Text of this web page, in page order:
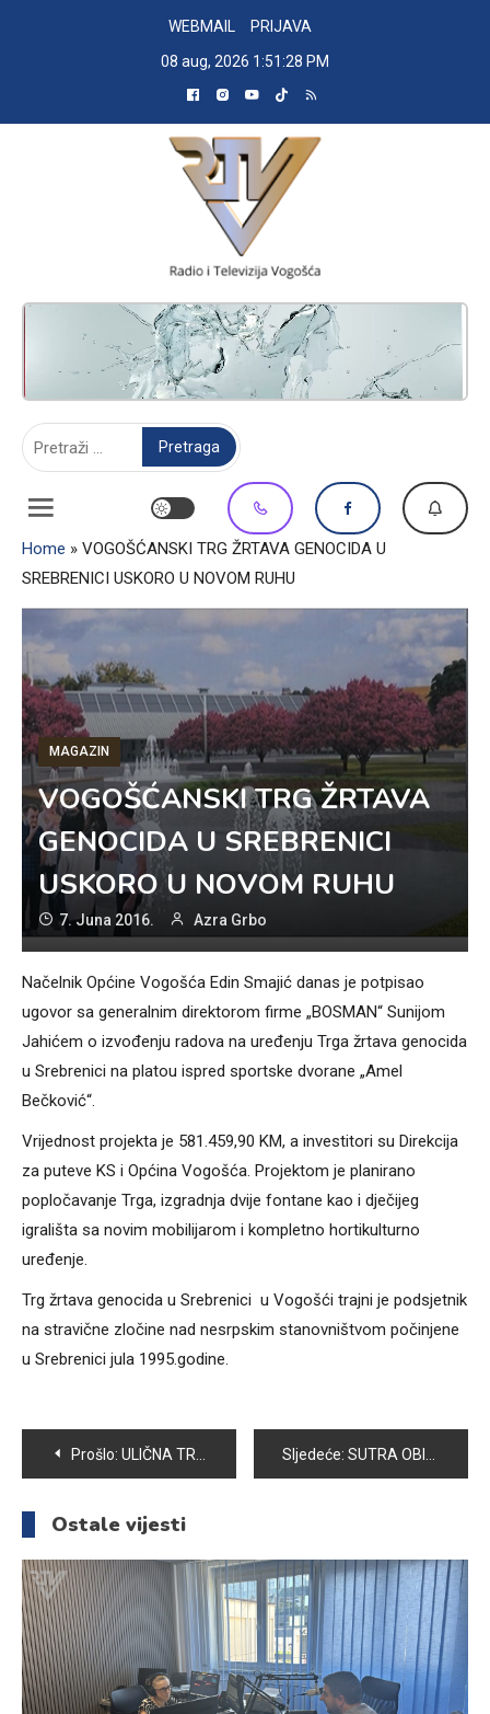
WEBMAIL
PRIJAVA
08 aug, 2026 1:51:29 PM
RADIO TELEVIZIJA VOGOŠĆA
Home » VOGOŠĆANSKI TRG ŽRTAVA GENOCIDA U
SREBRENICI USKORO U NOVOM RUHU
MAGAZIN
VOGOŠĆANSKI TRG ŽRTAVA
GENOCIDA U SREBRENICI
USKORO U NOVOM RUHU
7. Juna 2016. Azra Grbo
Načelnik Općine Vogošća Edin Smajić danas je potpisao
ugovor sa generalnim direktorom firme „BOSMAN“ Sunijom
Jahićem o izvođenju radova na uređenju Trga žrtava genocida
u Srebrenici na platou ispred sportske dvorane „Amel
Bečković“.
Vrijednost projekta je 581.459,90 KM, a investitori su Direkcija
za puteve KS i Općina Vogošća. Projektom je planirano
popločavanje Trga, izgradnja dvije fontane kao i dječijeg
igrališta sa novim mobilijarom i kompletno hortikulturno
uređenje.
Trg žrtava genocida u Srebrenici u Vogošći trajni je podsjetnik
na stravične zločine nad nesrpskim stanovništvom počinjene
u Srebrenici jula 1995.godine.
Navigacija
članaka
Prošlo: ULIČNA TRKA ZA MLADE OKUPILA VELIKI BROJ UČESNIKA Sljedeće: SUTRA OBILJEŽAVANJE 24. GODIŠNJICE „BITKE ZA ORLIĆ“
Ostale vijesti